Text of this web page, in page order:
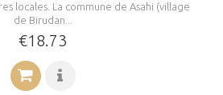
locales. La commune de Asahi (village
de Birudan...
€18.73